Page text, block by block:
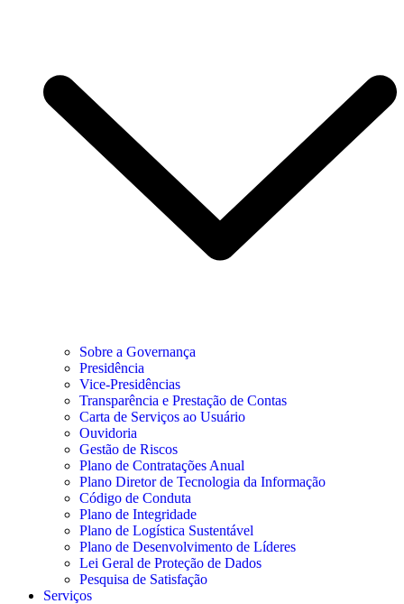
Sobre a Governança
Presidência
Vice-Presidências
Transparência e Prestação de Contas
Carta de Serviços ao Usuário
Ouvidoria
Gestão de Riscos
Plano de Contratações Anual
Plano Diretor de Tecnologia da Informação
Código de Conduta
Plano de Integridade
Plano de Logística Sustentável
Plano de Desenvolvimento de Líderes
Lei Geral de Proteção de Dados
Pesquisa de Satisfação
Serviços